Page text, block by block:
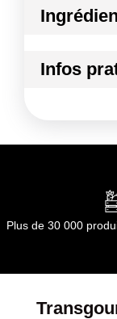
Non
Infos
Durée
Opérations
Plus de 30 000